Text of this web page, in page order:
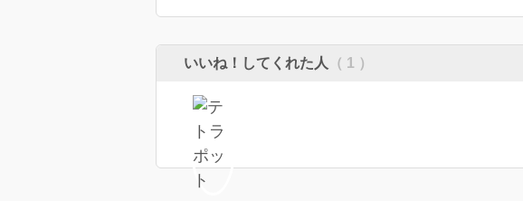
いいね！してくれた人 （ 1 ）